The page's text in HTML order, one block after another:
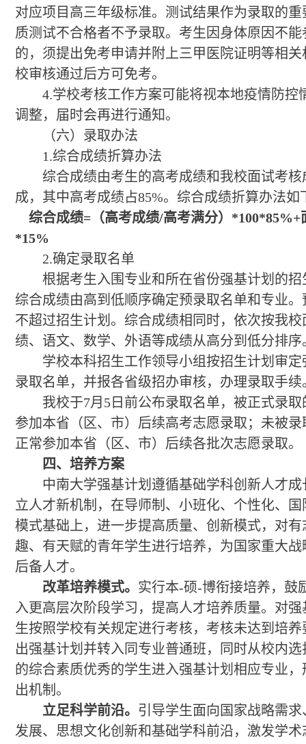
对应项目高三年级标准。测试结果作为录取的
质测试不合格者不予录取。考生因身体原因不能
的，须提出免考申请并附上三甲医院证明等相
校审核通过后方可免考。
4.学校考核工作方案可能将视本地疫情防控
调整，届时会再进行通知。
（六）录取办法
1.综合成绩折算办法
综合成绩由考生的高考成绩和我校面试考
成，其中高考成绩占85%。综合成绩折算办法如
综合成绩=（高考成绩/高考满分）*100*85%+
*15%
2.确定录取名单
根据考生入围专业和所在省份强基计划的
综合成绩由高到低顺序确定预录取名单和专业
不超过招生计划。综合成绩相同时，依次按我
绩、语文、数学、外语等成绩从高分到低分排序
学校本科招生工作领导小组按招生计划审
录取名单，并报各省级招办审核，办理录取手续
我校于7月5日前公布录取名单，被正式录
参加本省（区、市）后续高考志愿录取；未被
正常参加本省（区、市）后续各批次志愿录取。
四、培养方案
中南大学强基计划遵循基础学科创新人才
立人才新机制，在导师制、小班化、个性化、
模式基础上，进一步提高质量、创新模式，对
趣、有天赋的青年学生进行培养，为国家重大
后备人才。
改革培养模式。 实行本-硕-博衔接培养，鼓
入更高层次阶段学习，提高人才培养质量。对
生按照学校有关规定进行考核，考核未达到培
出强基计划并转入同专业普通班，同时从校内
的综合素质优秀的学生进入强基计划相应专业
出机制。
立足科学前沿。 引导学生面向国家战略需
发展、思想文化创新和基础学科前沿，激发学